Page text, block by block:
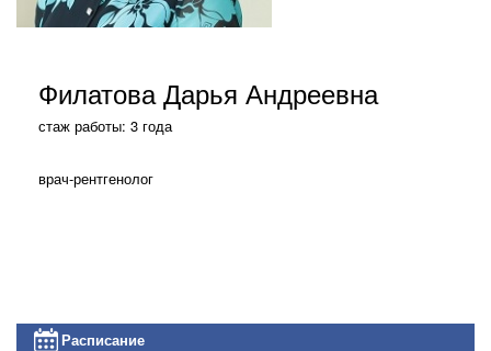
Филатова Дарья Андреевна
стаж работы: 3 года
врач-рентгенолог
Расписание